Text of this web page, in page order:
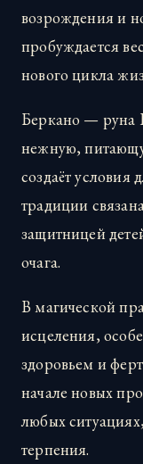
возрождения и
пробуждается
нового цикла
Беркано — руна
нежную,
создаёт условия
традиции
защитницей
очага.
В магической
исцеления,
здоровьем и
начале новых
любых
терпения.